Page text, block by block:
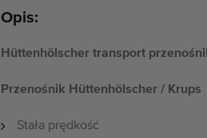
Opis:
Hüttenhölscher transport
Przenośnik Hüttenhölscher / Krups
Stała prędkość